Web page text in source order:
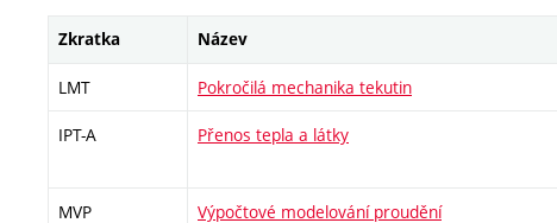
Zkratka Název
LMT Pokročilá mechanika tekutin
IPT-A Přenos tepla a látky
MVP Výpočtové modelování proudění